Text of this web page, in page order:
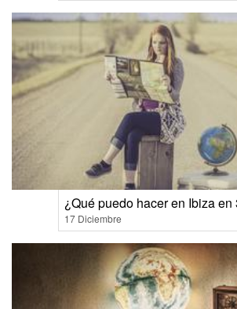
¿Qué puedo hacer en Ibiza en
17 Diciembre